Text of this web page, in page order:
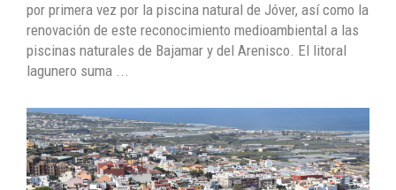
por primera vez por la piscina natural de Jóver, así como la
renovación de este reconocimiento medioambiental a las
piscinas naturales de Bajamar y del Arenisco. El litoral
lagunero suma ...